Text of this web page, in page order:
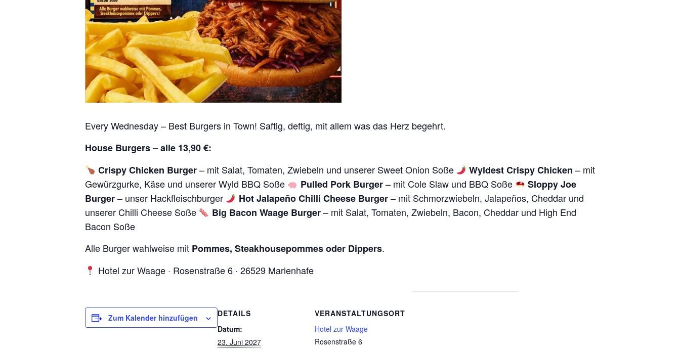
Every Wednesday – Best Burgers in Town! Saftig, deftig, mit allem was das Herz begehrt.
House Burgers – alle 13,90 €:
Crispy Chicken Burger– mit Salat, Tomaten, Zwiebeln und unserer Sweet Onion Soße Wyldest Crispy Chicken – mit
Gewürzgurke, Käse und unserer Wyld BBQ Soße
Pulled Pork Burger– mit Cole Slaw und BBQ Soße
Sloppy Joe
Burger– unser Hackfleischburger Hot Jalapeño Chilli Cheese Burger– mit Schmorzwiebeln, Jalapeños, Cheddar und
unserer Chilli Cheese Soße
Big Bacon Waage Burger– mit Salat, Tomaten, Zwiebeln, Bacon, Cheddar und High End
Bacon Soße
Alle Burger wahlweise mit Pommes, Steakhousepommes oder Dippers.
Hotel zur Waage · Rosenstraße 6 · 26529 Marienhafe
Zum Kalender hinzufügen
DETAILS
Datum:
23. Juni 2027
VERANSTALTUNGSORT
Hotel zur Waage
Rosenstraße 6